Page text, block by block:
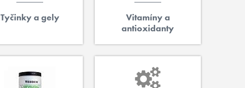
Tyčinky a gely
Vitamíny a
antioxidanty